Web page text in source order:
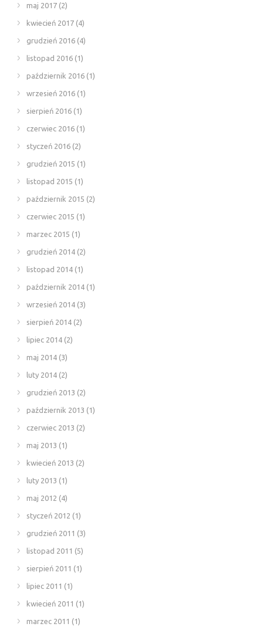
maj 2017 (2)
kwiecień 2017 (4)
grudzień 2016 (4)
listopad 2016 (1)
październik 2016 (1)
wrzesień 2016 (1)
sierpień 2016 (1)
czerwiec 2016 (1)
styczeń 2016 (2)
grudzień 2015 (1)
listopad 2015 (1)
październik 2015 (2)
czerwiec 2015 (1)
marzec 2015 (1)
grudzień 2014 (2)
listopad 2014 (1)
październik 2014 (1)
wrzesień 2014 (3)
sierpień 2014 (2)
lipiec 2014 (2)
maj 2014 (3)
luty 2014 (2)
grudzień 2013 (2)
październik 2013 (1)
czerwiec 2013 (2)
maj 2013 (1)
kwiecień 2013 (2)
luty 2013 (1)
maj 2012 (4)
styczeń 2012 (1)
grudzień 2011 (3)
listopad 2011 (5)
sierpień 2011 (1)
lipiec 2011 (1)
kwiecień 2011 (1)
marzec 2011 (1)